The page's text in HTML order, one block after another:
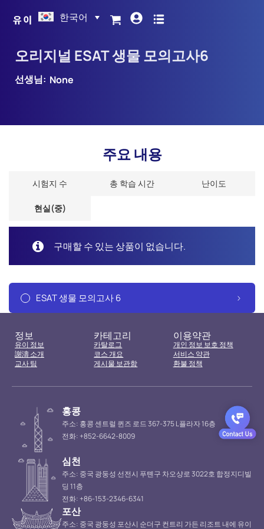
한국어
오리지널 ESAT 생물 모의고사6
선생님: None
주요 내용
시험지 수 총 학습 시간 난이도
현실(중)
구매할 수 있는 상품이 없습니다.
ESAT 생물 모의고사 6
정보
유이 정보
謝濤 소개
교사 팀
카테고리
카탈로그
코스 개요
게시물 보관함
이용약관
개인 정보 보호 정책
서비스 약관
환불 정책
홍콩
주소: 홍콩 센트럴 퀸즈 로드 367-375 L플라자 16층
전화: +852-6642-8009
심천
주소: 중국 광둥성 선전시 푸톈구 차오샹로 3022호 합정지디빌
딩 11층
전화: +86-153-2346-6341
포산
주소: 중국 광둥성 포산시 순더구 컨트리 가든 리조트 내에 유이